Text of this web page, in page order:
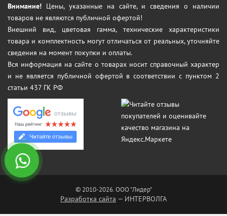
Внимание! Цены, указанные на сайте, и сведения о наличии
товаров не являются публичной офертой!
Внешний вид, цветовая гамма, технические характеристики
товара и комплектность могут отличаться от реальных, уточняйте
сведения на момент покупки и оплаты.
Вся информация на сайте о товарах носит справочный характер
и не является публичной офертой в соответствии с пунктом 2
статьи 437 ГК РФ
© 2010-2026. ООО "Лидер"
Разработка сайта — ИНТЕРВОЛГА